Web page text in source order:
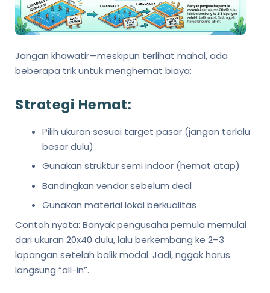
Jangan khawatir—meskipun terlihat mahal, ada
beberapa trik untuk menghemat biaya:
Strategi Hemat:
Pilih ukuran sesuai target pasar (jangan terlalu
besar dulu)
Gunakan struktur semi indoor (hemat atap)
Bandingkan vendor sebelum deal
Gunakan material lokal berkualitas
Contoh nyata: Banyak pengusaha pemula memulai
dari ukuran 20x40 dulu, lalu berkembang ke 2–3
lapangan setelah balik modal. Jadi, nggak harus
langsung “all-in”.